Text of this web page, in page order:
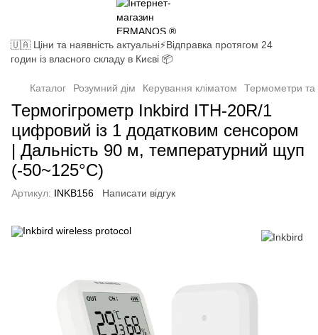
🇺🇦 Ціни та наявність актуальні⚡Відправка протягом 24
годин із власного складу в Києві 📦
Каталог Розумний дім Керування кліматом Термометри та
Термогігрометр Inkbird ITH-20R/1
цифровий із 1 додатковим сенсором
| Дальність 90 м, температурний щуп
(-50~125°C)
Артикул: INKB156 Написати відгук